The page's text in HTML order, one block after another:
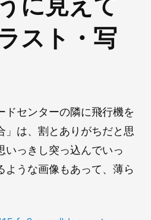
スト・写
ドセンターの隣に飛行機を
」は、割とありがちだと思
いっきし突っ込んでいっ
ような画像もあって、薄ら